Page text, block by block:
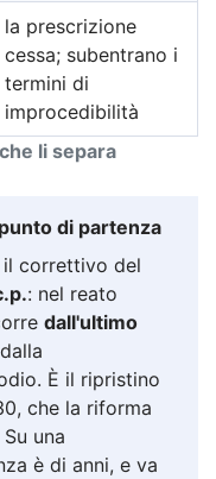
li separa
la prescrizione
cessa; subentrano i
termini di
improcedibilità
di partenza
il correttivo del
: nel reato
dall'ultimo
È il ripristino
che la riforma
una
è di anni, e va